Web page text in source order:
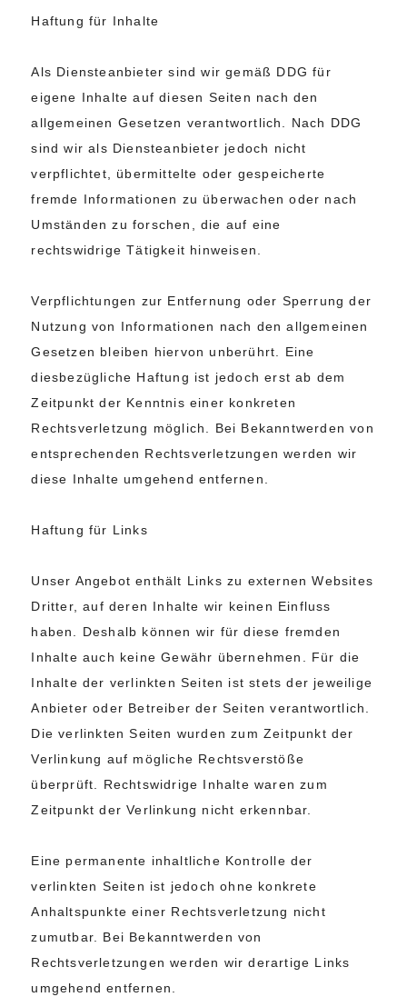
Haftung für Inhalte
Als Diensteanbieter sind wir gemäß DDG für
eigene Inhalte auf diesen Seiten nach den
allgemeinen Gesetzen verantwortlich. Nach DDG
sind wir als Diensteanbieter jedoch nicht
verpflichtet, übermittelte oder gespeicherte
fremde Informationen zu überwachen oder nach
Umständen zu forschen, die auf eine
rechtswidrige Tätigkeit hinweisen.
Verpflichtungen zur Entfernung oder Sperrung der
Nutzung von Informationen nach den allgemeinen
Gesetzen bleiben hiervon unberührt. Eine
diesbezügliche Haftung ist jedoch erst ab dem
Zeitpunkt der Kenntnis einer konkreten
Rechtsverletzung möglich. Bei Bekanntwerden von
entsprechenden Rechtsverletzungen werden wir
diese Inhalte umgehend entfernen.
Haftung für Links
Unser Angebot enthält Links zu externen Websites
Dritter, auf deren Inhalte wir keinen Einfluss
haben. Deshalb können wir für diese fremden
Inhalte auch keine Gewähr übernehmen. Für die
Inhalte der verlinkten Seiten ist stets der jeweilige
Anbieter oder Betreiber der Seiten verantwortlich.
Die verlinkten Seiten wurden zum Zeitpunkt der
Verlinkung auf mögliche Rechtsverstöße
überprüft. Rechtswidrige Inhalte waren zum
Zeitpunkt der Verlinkung nicht erkennbar.
Eine permanente inhaltliche Kontrolle der
verlinkten Seiten ist jedoch ohne konkrete
Anhaltspunkte einer Rechtsverletzung nicht
zumutbar. Bei Bekanntwerden von
Rechtsverletzungen werden wir derartige Links
umgehend entfernen.